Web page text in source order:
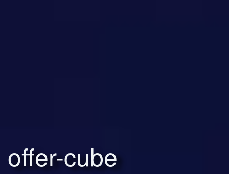
offer-cube